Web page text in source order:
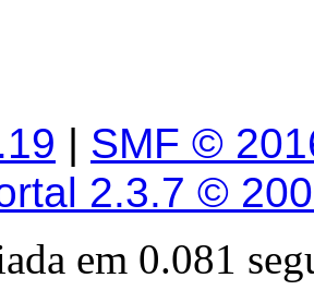
| SMF ©
2.3.7 ©
em 0.081